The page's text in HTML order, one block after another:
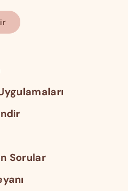
Sorular